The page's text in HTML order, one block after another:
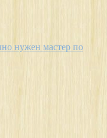
нужен мастер по